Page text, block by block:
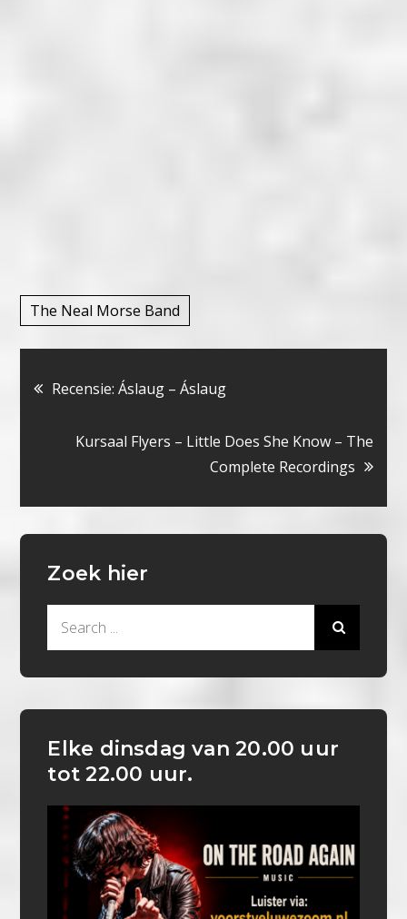
The Neal Morse Band
Bericht
navigatie
Recensie: Áslaug – Áslaug
Kursaal Flyers – Little Does She Know – The
Complete Recordings
Zoek hier
Elke dinsdag van 20.00 uur
tot 22.00 uur.